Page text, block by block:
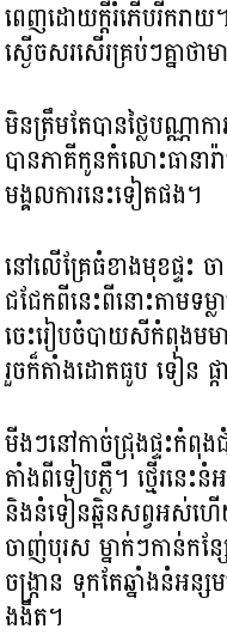
ពេញដោយក្ដីរំភើបរីករា
ស្ងើចសរសើរគ្រប់ៗគ្នាថ
មិនត្រឹមតែបានថ្លៃបណ្ណា
បានភាគីកូនកំលោះធានា
មង្គលការនេះទៀតផង។
នៅលើគ្រែធំខាងមុខផ្ទះ ច
ជជែកពីនេះពីនោះតាមទ
ចេះរៀបចំបាយសីកំពុងមម
រួចក៏តាំងដោតធូប ទៀន ផ្
មីងៗនៅកាច់ជ្រុងផ្ទះកំពុង
តាំងពីទៀបភ្លឺ។ ថ្មើរនេ
និងនំទៀនឆ្អិនសព្វអស់ហ
ចាញ់បុរស ម្នាក់ៗកាន់កន្ស
ចង្ក្រាន ទុកតែឆ្នាំងនំអន្
ងងឹត។